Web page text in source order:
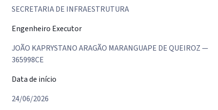
SECRETARIA DE INFRAESTRUTURA
Engenheiro Executor
JOÃO KAPRYSTANO ARAGÃO MARANGUAPE DE QUEIROZ —
365998CE
Data de início
24/06/2026